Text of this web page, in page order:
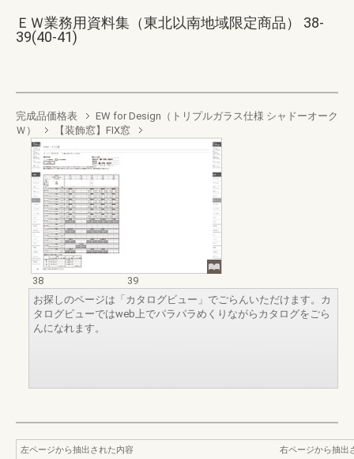
ＥＷ業務用資料集（東北以南地域限定商品） 38-
39(40-41)
完成品価格表
EW for Design（トリプルガラス仕様 シャドーオーク
Ｗ）
【装飾窓】FIX窓
38
39
お探しのページは「カタログビュー」でごらんいただけます。カ
タログビューではweb上でパラパラめくりながらカタログをごら
んになれます。
左ページから抽出された内容
右ページから抽出